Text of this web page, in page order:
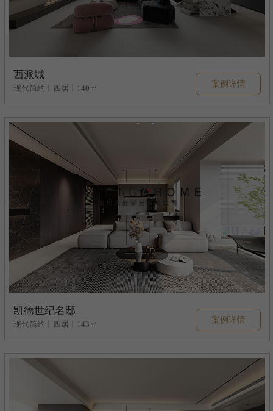
西派城
现代简约丨四居丨140㎡ 案例详情
凯德世纪名邸
现代简约丨四居丨143㎡ 案例详情